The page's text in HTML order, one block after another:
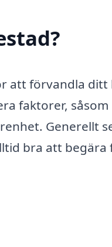
att förvandla ditt
faktorer, såsom
Generellt
bra att begära